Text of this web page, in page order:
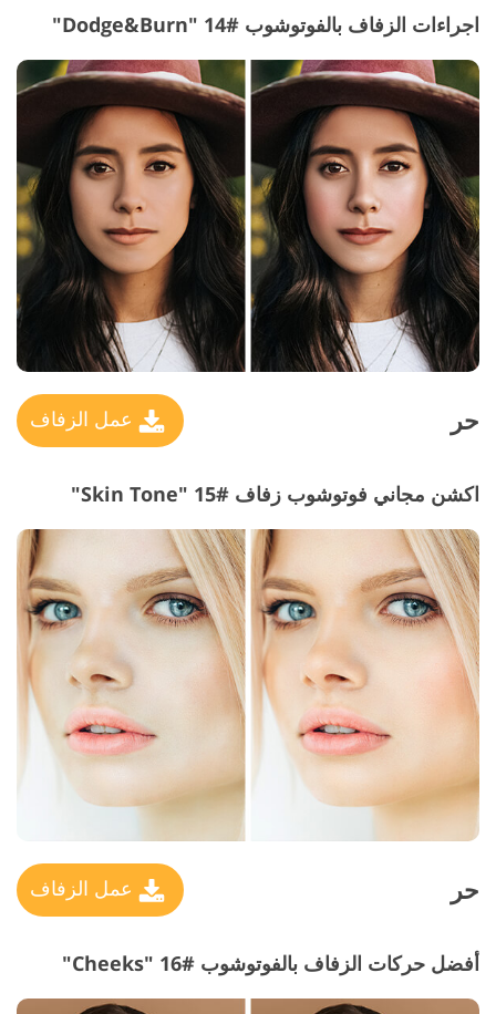
اجراءات الزفاف بالفوتوشوب #14 "Dodge&Burn"
حر عمل الزفاف
اكشن مجاني فوتوشوب زفاف #15 "Skin Tone"
حر عمل الزفاف
أفضل حركات الزفاف بالفوتوشوب #16 "Cheeks"